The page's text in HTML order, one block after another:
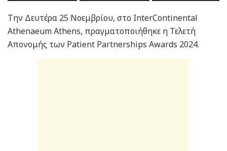
Την Δευτέρα 25 Νοεμβρίου, στο InterContinental
Athenaeum Athens, πραγματοποιήθηκε η Τελετή
Απονομής των Patient Partnerships Awards 2024.